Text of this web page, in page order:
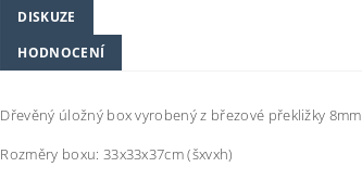
DISKUZE
HODNOCENÍ
Dřevěný úložný box vyrobený z březové překližky 8mm
Rozměry boxu: 33x33x37cm (šxvxh)